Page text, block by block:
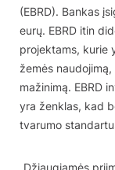
(EBRD). Bankas
eurų. EBRD itin
projektams, kurie
žemės
mažinimą. EBRD
yra ženklas, kad
tvarumo
„Džiaugiamės